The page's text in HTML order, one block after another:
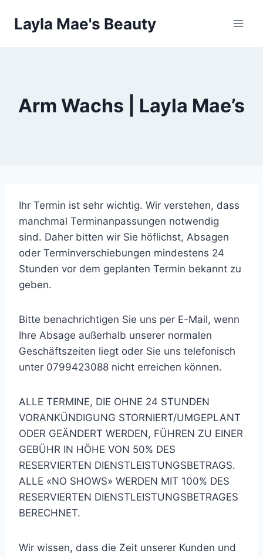
Layla Mae's Beauty
Arm Wachs | Layla Mae’s
Ihr Termin ist sehr wichtig. Wir verstehen, dass
manchmal Terminanpassungen notwendig
sind. Daher bitten wir Sie höflichst, Absagen
oder Terminverschiebungen mindestens 24
Stunden vor dem geplanten Termin bekannt zu
geben.
Bitte benachrichtigen Sie uns per E-Mail, wenn
Ihre Absage außerhalb unserer normalen
Geschäftszeiten liegt oder Sie uns telefonisch
unter 0799423088 nicht erreichen können.
ALLE TERMINE, DIE OHNE 24 STUNDEN
VORANKÜNDIGUNG STORNIERT/UMGEPLANT
ODER GEÄNDERT WERDEN, FÜHREN ZU EINER
GEBÜHR IN HÖHE VON 50% DES
RESERVIERTEN DIENSTLEISTUNGSBETRAGS.
ALLE «NO SHOWS» WERDEN MIT 100% DES
RESERVIERTEN DIENSTLEISTUNGSBETRAGES
BERECHNET.
Wir wissen, dass die Zeit unserer Kunden und